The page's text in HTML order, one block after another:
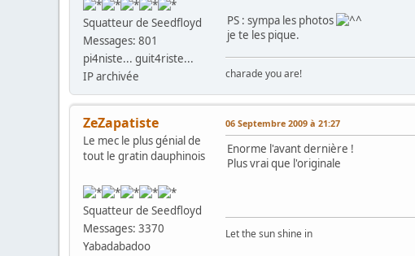
Squatteur de Seedfloyd
Messages: 801
pi4niste... guit4riste...
IP archivée
PS : sympa les photos
je te les pique.
charade you are!
ZeZapatiste
Le mec le plus génial de
tout le gratin dauphinois
Squatteur de Seedfloyd
Messages: 3370
Yabadabadoo
06 Septembre 2009 à 21:27
Enorme l'avant dernière !
Plus vrai que l'originale
Let the sun shine in